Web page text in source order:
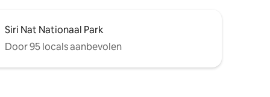
Siri Nat Nationaal Park
Door 95 locals aanbevolen